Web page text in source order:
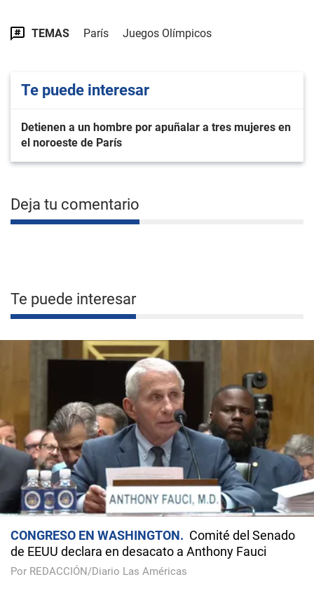
TEMAS París Juegos Olímpicos
Te puede interesar
Detienen a un hombre por apuñalar a tres mujeres en
el noroeste de París
Deja tu comentario
Te puede interesar
CONGRESO EN WASHINGTON
Comité del Senado
de EEUU declara en desacato a Anthony Fauci
Por REDACCIÓN/Diario Las Américas